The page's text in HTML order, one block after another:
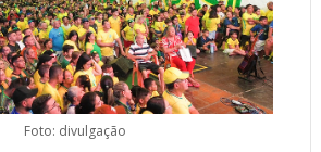
Foto: divulgação